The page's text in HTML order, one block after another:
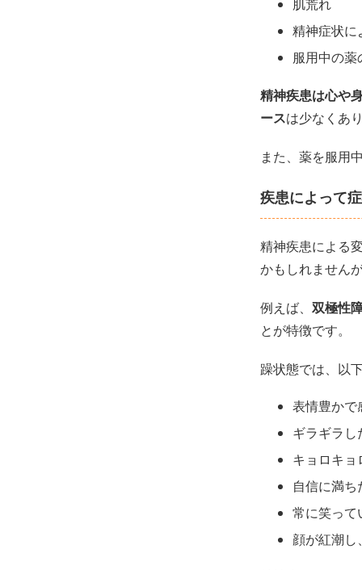
肌荒れ
精神症状に
服用中の
精神疾患は心や
ースは少なくあ
また、薬を服用
疾患によって
精神疾患による
かもしれません
例えば、 双極性
とが特徴です。
躁状態では、以
表情豊かで
ギラギラ
キョロキョ
自信に満
常に笑って
顔が紅潮